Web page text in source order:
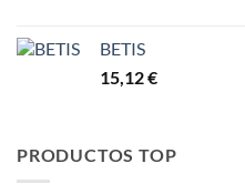
BETIS
15,12€
PRODUCTOS TOP